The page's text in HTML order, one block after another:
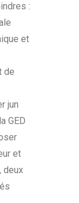
:
et
de
jun
GED
et
deux